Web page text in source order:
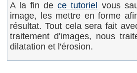
A la fin dece tutoriel
vous
image, les mettre en forme
résultat. Tout cela sera fait
traitement d'images, nous
dilatation et l'érosion.